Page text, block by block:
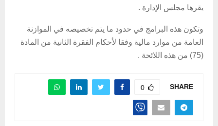
يقرها مجلس الإدارة .
وتكون هذه البرامج في حدود ما يتم تخصيصه في الموازنة
العامة من موارد مالية وفقا لأحكام الفقرة الثانية من المادة
(75) من هذه اللائحة .
SHARE
0